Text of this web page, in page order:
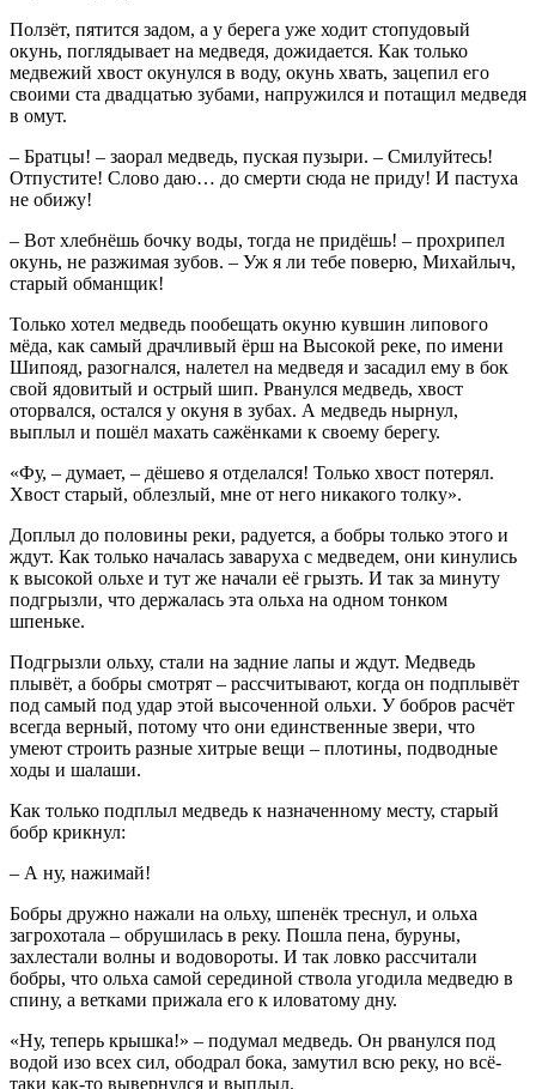
Ползёт, пятится задом, а у берега уже ходит стопудовый
окунь, поглядывает на медведя, дожидается. Как только
медвежий хвост окунулся в воду, окунь хвать, зацепил его
своими ста двадцатью зубами, напружился и потащил медведя
в омут.
– Братцы! – заорал медведь, пуская пузыри. – Смилуйтесь!
Отпустите! Слово даю… до смерти сюда не приду! И пастуха
не обижу!
– Вот хлебнёшь бочку воды, тогда не придёшь! – прохрипел
окунь, не разжимая зубов. – Уж я ли тебе поверю, Михайлыч,
старый обманщик!
Только хотел медведь пообещать окуню кувшин липового
мёда, как самый драчливый ёрш на Высокой реке, по имени
Шипояд, разогнался, налетел на медведя и засадил ему в бок
свой ядовитый и острый шип. Рванулся медведь, хвост
оторвался, остался у окуня в зубах. А медведь нырнул,
выплыл и пошёл махать сажёнками к своему берегу.
«Фу, – думает, – дёшево я отделался! Только хвост потерял.
Хвост старый, облезлый, мне от него никакого толку».
Доплыл до половины реки, радуется, а бобры только этого и
ждут. Как только началась заваруха с медведем, они кинулись
к высокой ольхе и тут же начали её грызть. И так за минуту
подгрызли, что держалась эта ольха на одном тонком
шпеньке.
Подгрызли ольху, стали на задние лапы и ждут. Медведь
плывёт, а бобры смотрят – рассчитывают, когда он подплывёт
под самый под удар этой высоченной ольхи. У бобров расчёт
всегда верный, потому что они единственные звери, что
умеют строить разные хитрые вещи – плотины, подводные
ходы и шалаши.
Как только подплыл медведь к назначенному месту, старый
бобр крикнул:
– А ну, нажимай!
Бобры дружно нажали на ольху, шпенёк треснул, и ольха
загрохотала – обрушилась в реку. Пошла пена, буруны,
захлестали волны и водовороты. И так ловко рассчитали
бобры, что ольха самой серединой ствола угодила медведю в
спину, а ветками прижала его к иловатому дну.
«Ну, теперь крышка!» – подумал медведь. Он рванулся под
водой изо всех сил, ободрал бока, замутил всю реку, но всё-
таки как-то вывернулся и выплыл.